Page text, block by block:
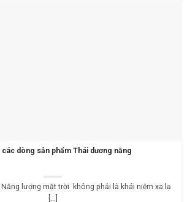
các dòng sản phẩm Thái dương năng
lượng mặt trời không phải là khái niệm xa lạ